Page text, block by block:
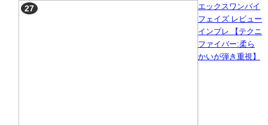
エックスワンバイ
フェイズ レビュー
インプレ 【テクニ
ファイバー:柔ら
かいが弾き重視】